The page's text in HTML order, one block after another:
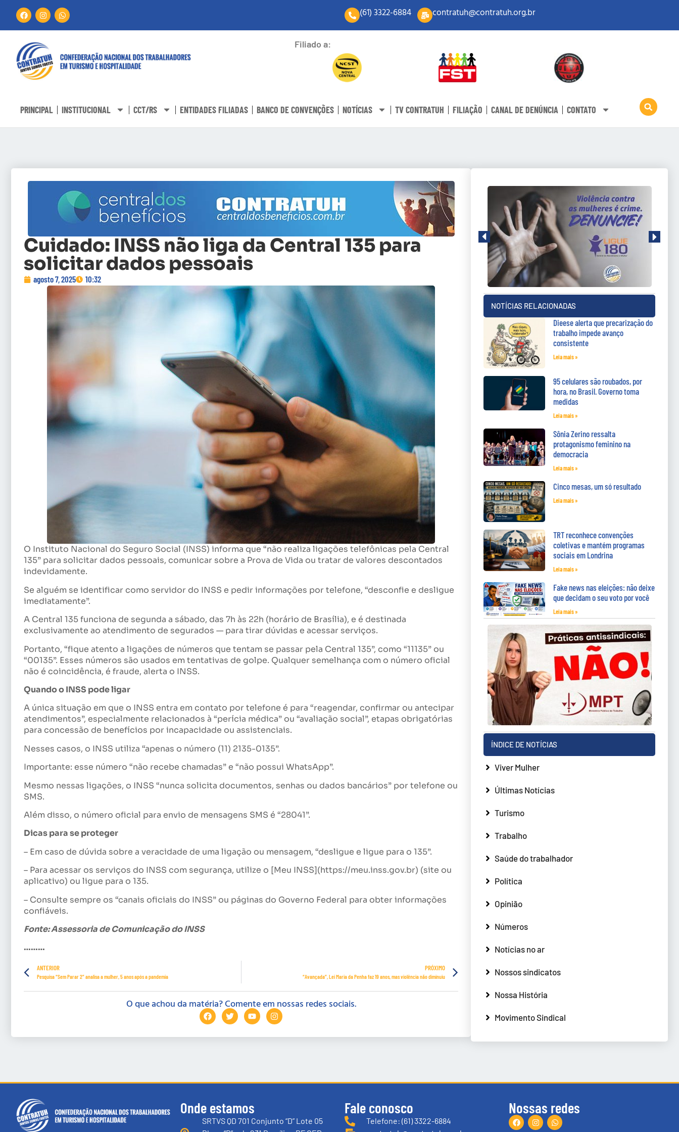
(61) 3322-6884 contratuh@contratuh.org.br
Filiado a:
PRINCIPAL INSTITUCIONAL CCT/RS ENTIDADES FILIADAS BANCO DE CONVENÇÕES NOTÍCIAS TV CONTRATUH FILIAÇÃO CANAL DE DENÚNCIA CONTATO
Cuidado: INSS não liga da Central 135 para
solicitar dados pessoais
agosto 7, 2025 10:32
O Instituto Nacional do Seguro Social (INSS) informa que “não realiza ligações telefônicas pela Central
135” para solicitar dados pessoais, comunicar sobre a Prova de Vida ou tratar de valores descontados
indevidamente.
Se alguém se identificar como servidor do INSS e pedir informações por telefone, “desconfie e desligue
imediatamente”.
A Central 135 funciona de segunda a sábado, das 7h às 22h (horário de Brasília), e é destinada
exclusivamente ao atendimento de segurados — para tirar dúvidas e acessar serviços.
Portanto, “fique atento a ligações de números que tentam se passar pela Central 135”, como “11135” ou
“00135”. Esses números são usados em tentativas de golpe. Qualquer semelhança com o número oficial
não é coincidência, é fraude, alerta o INSS.
Quando o INSS pode ligar
A única situação em que o INSS entra em contato por telefone é para “reagendar, confirmar ou antecipar
atendimentos”, especialmente relacionados à “perícia médica” ou “avaliação social”, etapas obrigatórias
para concessão de benefícios por incapacidade ou assistenciais.
Nesses casos, o INSS utiliza “apenas o número (11) 2135-0135”.
Importante: esse número “não recebe chamadas” e “não possui WhatsApp”.
Mesmo nessas ligações, o INSS “nunca solicita documentos, senhas ou dados bancários” por telefone ou
SMS.
Além disso, o número oficial para envio de mensagens SMS é “28041”.
Dicas para se proteger
– Em caso de dúvida sobre a veracidade de uma ligação ou mensagem, “desligue e ligue para o 135”.
– Para acessar os serviços do INSS com segurança, utilize o [Meu INSS](https://meu.inss.gov.br) (site ou
aplicativo) ou ligue para o 135.
– Consulte sempre os “canais oficiais do INSS” ou páginas do Governo Federal para obter informações
confiáveis.
Fonte: Assessoria de Comunicação do INSS
………
ANTERIOR
Pesquisa “Sem Parar 2” analisa a mulher, 5 anos após a pandemia
PRÓXIMO
“Avançada”, Lei Maria da Penha faz 19 anos, mas violência não diminuiu
O que achou da matéria? Comente em nossas redes sociais.
NOTÍCIAS RELACIONADAS
Dieese alerta que precarização do
trabalho impede avanço
consistente
Leia mais »
95 celulares são roubados, por
hora, no Brasil. Governo toma
medidas
Leia mais »
Sônia Zerino ressalta
protagonismo feminino na
democracia
Leia mais »
Cinco mesas, um só resultado
Leia mais »
TRT reconhece convenções
coletivas e mantém programas
sociais em Londrina
Leia mais »
Fake news nas eleições: não deixe
que decidam o seu voto por você
Leia mais »
ÍNDICE DE NOTÍCIAS
Viver Mulher
Últimas Notícias
Turismo
Trabalho
Saúde do trabalhador
Política
Opinião
Números
Notícias no ar
Nossos sindicatos
Nossa História
Movimento Sindical
Onde estamos
SRTVS QD 701 Conjunto “D” Lote 05
Fale conosco
Telefone: (61) 3322-6884
Nossas redes